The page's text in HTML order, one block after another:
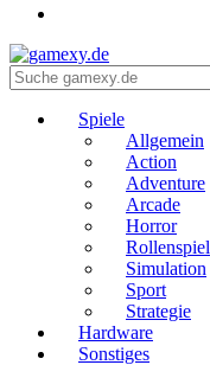
Spiele
Allgemein
Action
Adventure
Arcade
Horror
Rollenspiel
Simulation
Sport
Strategie
Hardware
Sonstiges